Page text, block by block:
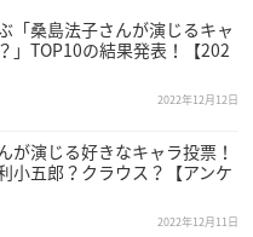
「桑島法子さんが演じるキャ
」TOP10の結果発表！【202
2022年12月12日
が演じる好きなキャラ投票！
小五郎？クラウス？【アンケ
2022年12月11日